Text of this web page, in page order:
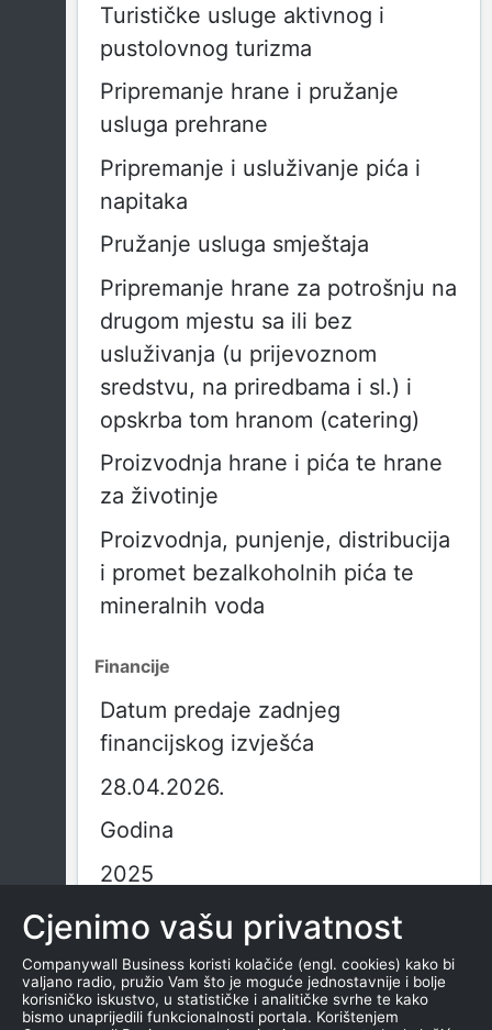
Turističke usluge aktivnog i
pustolovnog turizma
Pripremanje hrane i pružanje
usluga prehrane
Pripremanje i usluživanje pića i
napitaka
Pružanje usluga smještaja
Pripremanje hrane za potrošnju na
drugom mjestu sa ili bez
usluživanja (u prijevoznom
sredstvu, na priredbama i sl.) i
opskrba tom hranom (catering)
Proizvodnja hrane i pića te hrane
za životinje
Proizvodnja, punjenje, distribucija
i promet bezalkoholnih pića te
mineralnih voda
Financije
Datum predaje zadnjeg
financijskog izvješća
28.04.2026.
Godina
2025
Obračunsko razdoblje
01.01.2025. - 31.12.2025.
Vrsta izvješća
Cjenimo vašu privatnost
Companywall Business koristi kolačiće (engl. cookies) kako bi
valjano radio, pružio Vam što je moguće jednostavnije i bolje
korisničko iskustvo, u statističke i analitičke svrhe te kako
bismo unaprijedili funkcionalnosti portala. Korištenjem